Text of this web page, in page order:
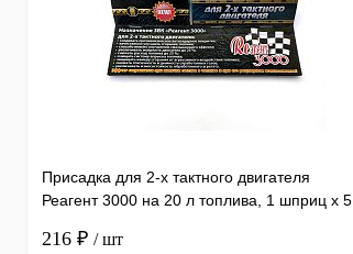
Присадка для 2-х тактного двигателя
Реагент 3000 на 20 л топлива, 1 шприц х 5
216 ₽ / шт